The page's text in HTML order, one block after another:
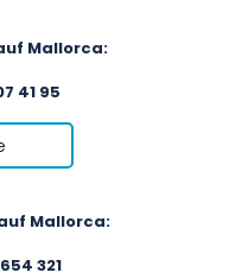
Mallorca:
41 95
Mallorca:
321